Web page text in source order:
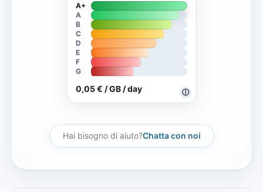
ⓘ
A+
A
B
C
D
E
F
G
0,05 € / GB / day
Hai bisogno di aiuto?Chatta con noi